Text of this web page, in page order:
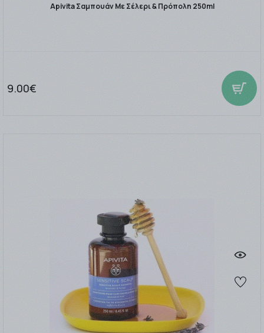
Apivita Σαμπουάν Με Σέλερι & Πρόπολη 250ml
9.00€